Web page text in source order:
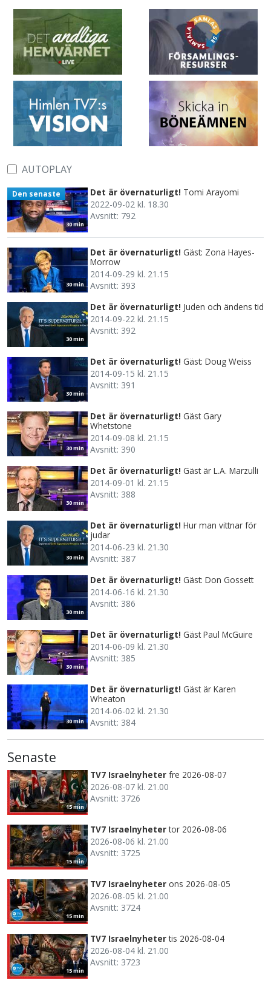
AUTOPLAY
30 min
Den senaste Det är övernaturligt! Tomi Arayomi
2022-09-02 kl. 18.30
Avsnitt: 792
30 min
Det är övernaturligt! Gäst: Zona Hayes-
Morrow
2014-09-29 kl. 21.15
Avsnitt: 393
30 min
Det är övernaturligt! Juden och ändens tid
2014-09-22 kl. 21.15
Avsnitt: 392
30 min
Det är övernaturligt! Gäst: Doug Weiss
2014-09-15 kl. 21.15
Avsnitt: 391
30 min
Det är övernaturligt! Gäst Gary
Whetstone
2014-09-08 kl. 21.15
Avsnitt: 390
30 min
Det är övernaturligt! Gäst är L.A. Marzulli
2014-09-01 kl. 21.15
Avsnitt: 388
30 min
Det är övernaturligt! Hur man vittnar för
judar
2014-06-23 kl. 21.30
Avsnitt: 387
30 min
Det är övernaturligt! Gäst: Don Gossett
2014-06-16 kl. 21.30
Avsnitt: 386
30 min
Det är övernaturligt! Gäst Paul McGuire
2014-06-09 kl. 21.30
Avsnitt: 385
30 min
Det är övernaturligt! Gäst är Karen
Wheaton
2014-06-02 kl. 21.30
Avsnitt: 384
Senaste
15 min
TV7 Israelnyheter fre 2026-08-07
2026-08-07 kl. 21.00
Avsnitt: 3726
15 min
TV7 Israelnyheter tor 2026-08-06
2026-08-06 kl. 21.00
Avsnitt: 3725
15 min
TV7 Israelnyheter ons 2026-08-05
2026-08-05 kl. 21.00
Avsnitt: 3724
15 min
TV7 Israelnyheter tis 2026-08-04
2026-08-04 kl. 21.00
Avsnitt: 3723